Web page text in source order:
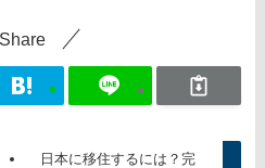
Share
日本に移住するには？完